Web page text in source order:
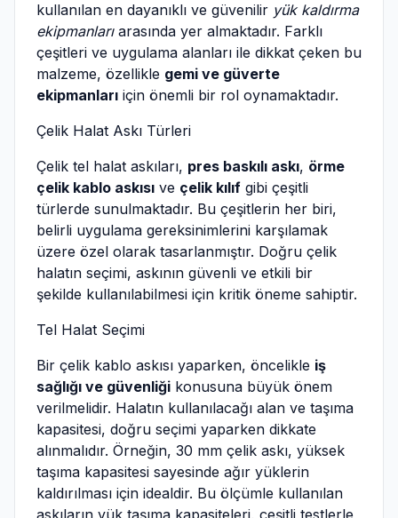
kullanılan en dayanıklı ve güvenilir yük kaldırma
ekipmanlarıarasında yer almaktadır. Farklı
çeşitleri ve uygulama alanları ile dikkat çeken bu
malzeme, özellikle gemi ve güverte
ekipmanları için önemli bir rol oynamaktadır.
Çelik Halat Askı Türleri
Çelik tel halat askıları, pres baskılı askı, örme
çelik kablo askısı ve çelik kılıf gibi çeşitli
türlerde sunulmaktadır. Bu çeşitlerin her biri,
belirli uygulama gereksinimlerini karşılamak
üzere özel olarak tasarlanmıştır. Doğru çelik
halatın seçimi, askının güvenli ve etkili bir
şekilde kullanılabilmesi için kritik öneme sahiptir.
Tel Halat Seçimi
Bir çelik kablo askısı yaparken, öncelikle iş
sağlığı ve güvenliği konusuna büyük önem
verilmelidir. Halatın kullanılacağı alan ve taşıma
kapasitesi, doğru seçimi yaparken dikkate
alınmalıdır. Örneğin, 30 mm çelik askı, yüksek
taşıma kapasitesi sayesinde ağır yüklerin
kaldırılması için idealdir. Bu ölçümle kullanılan
askıların yük taşıma kapasiteleri, çeşitli testlerle